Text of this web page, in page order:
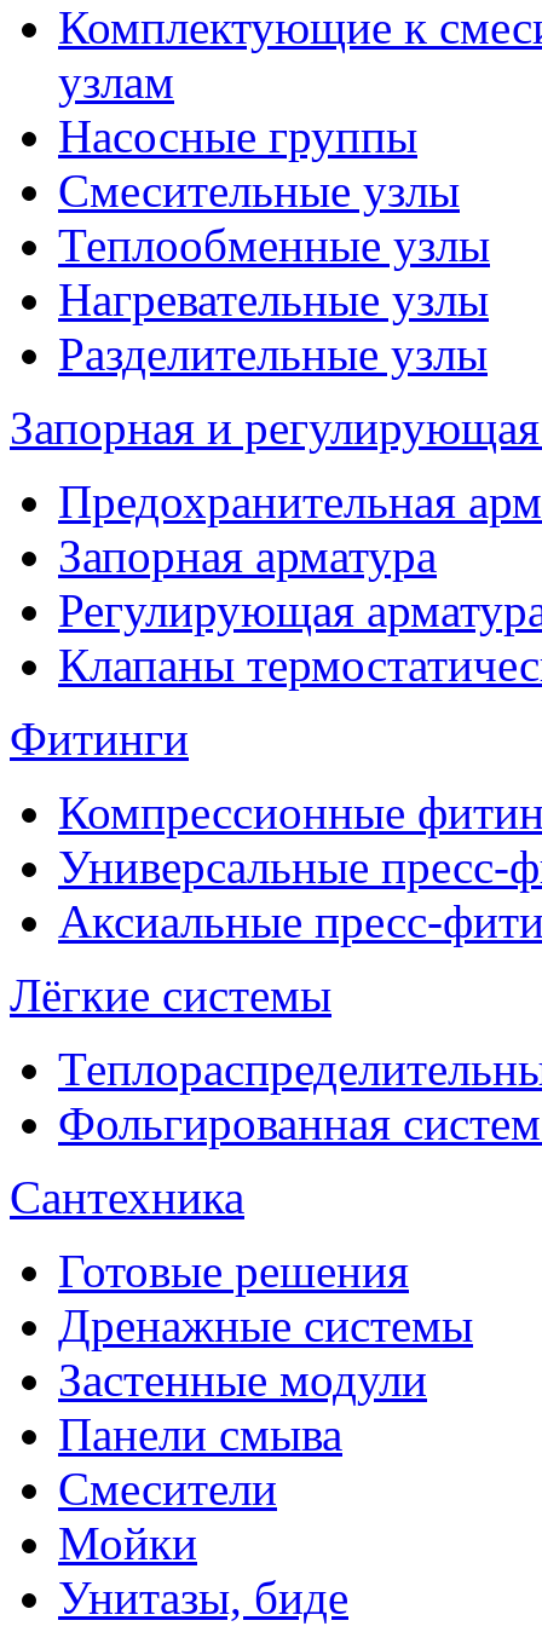
Комплектующие к
узлам
Насосные группы
Смесительные узлы
Теплообменные узлы
Нагревательные узлы
Разделительные узлы
Запорная и
Предохранительная
Запорная арматура
Регулирующая
Клапаны
Фитинги
Компрессионные
Универсальные пресс-
Аксиальные пресс-
Лёгкие системы
Фольгированная
Сантехника
Готовые решения
Дренажные системы
Застенные модули
Панели смыва
Смесители
Мойки
Унитазы, биде